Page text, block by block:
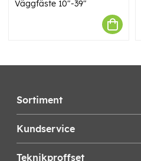
Väggfäste 10"-39"
Sortiment
Kundservice
Teknikproffset